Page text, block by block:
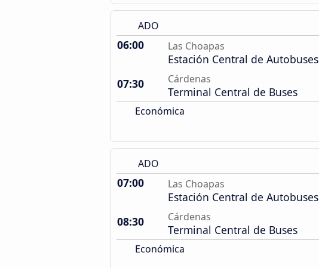
ADO
06:00 Las Choapas
Estación Central de Autobuses
07:30
Cárdenas
Terminal Central de Buses
Económica
ADO
07:00 Las Choapas
Estación Central de Autobuses
08:30
Cárdenas
Terminal Central de Buses
Económica